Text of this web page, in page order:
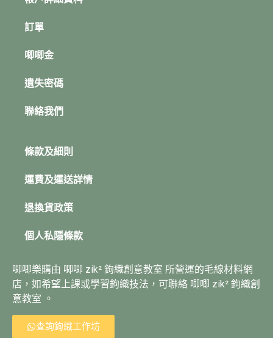
訂單
唧唧金
遺失密碼
聯絡我們
條款及細則
運費及運送詳情
退換貨政策
個人私隱條款
唧唧樂購由 唧唧 zik² 鉤織創意教室 所營運的毛線材料網
店，如希望上課或學習鉤織技法，可聯絡 唧唧 zik² 鉤織創
意教室 。
查詢鉤織工作坊